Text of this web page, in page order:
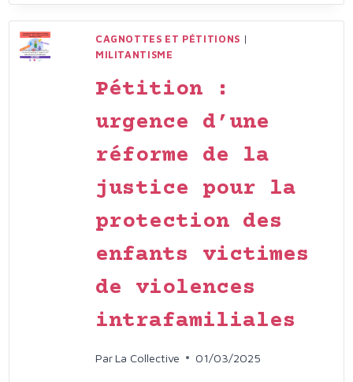
CAGNOTTES ET PÉTITIONS |
MILITANTISME
Pétition :
urgence d’une
réforme de la
justice pour la
protection des
enfants victimes
de violences
intrafamiliales
Par La Collective 01/03/2025